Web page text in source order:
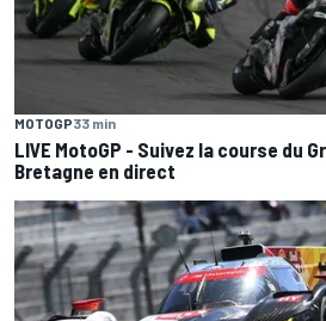
MOTOGP33 min
LIVE MotoGP - Suivez la course du
Bretagne en direct